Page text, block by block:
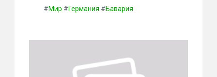
#Мир #Германия #Бавария